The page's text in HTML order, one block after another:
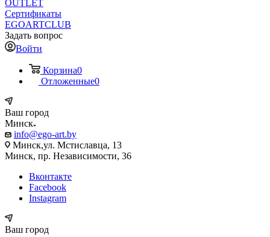
OUTLET
Сертификаты
EGOARTCLUB
Задать вопрос
Войти
Корзина0
Отложенные0
Ваш город
Минск
info@ego-art.by
Минск,ул. Мстиславца, 13
Минск, пр. Независимости, 36
Вконтакте
Facebook
Instagram
Ваш город